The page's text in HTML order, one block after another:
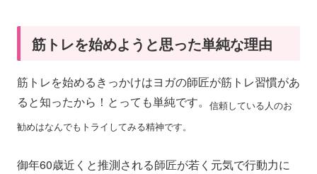
筋トレを始めようと思った単純な理由
筋トレを始めるきっかけはヨガの師匠が筋トレ習慣があ
ると知ったから！とっても単純です。 信頼している人のお
勧めはなんでもトライしてみる精神です。
御年60歳近くと推測される師匠が若く元気で行動力に